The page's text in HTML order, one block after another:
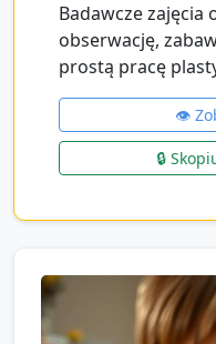
Badawcze zajęcia
obserwację,
prostą pracę
👁️
🔒